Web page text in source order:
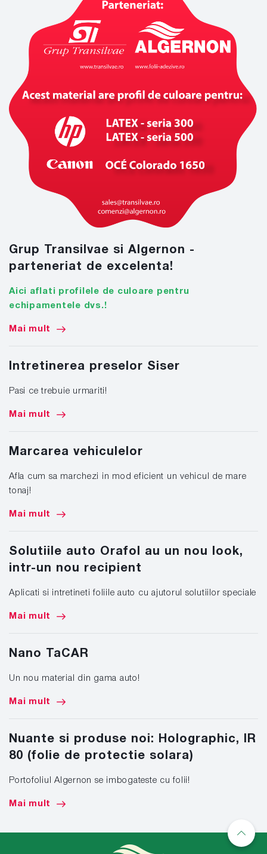
Grup Transilvae si Algernon -
parteneriat de excelenta!
Aici aflati profilele de culoare pentru
echipamentele dvs.!
Mai mult
Intretinerea preselor Siser
Pasi ce trebuie urmariti!
Mai mult
Marcarea vehiculelor
Afla cum sa marchezi in mod eficient un vehicul de mare
tonaj!
Mai mult
Solutiile auto Orafol au un nou look,
intr-un nou recipient
Aplicati si intretineti foliile auto cu ajutorul solutiilor speciale
Mai mult
Nano TaCAR
Un nou material din gama auto!
Mai mult
Nuante si produse noi: Holographic, IR
80 (folie de protectie solara)
Portofoliul Algernon se imbogateste cu folii!
Mai mult